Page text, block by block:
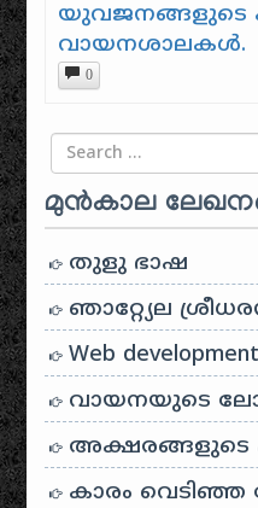
യുവജനങ്ങളുടെ
വായനശാലകൾ.
0
Search for
മുൻകാല
തുളു ഭാഷ
ഞാറ്റ്യേല
Web
വായനയുടെ
അക്ഷരങ്ങളുടെ
കാരം വെടിഞ്ഞ